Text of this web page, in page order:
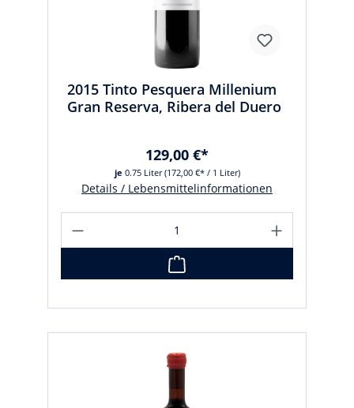
2015 Tinto Pesquera Millenium
Gran Reserva, Ribera del Duero
je 0.75 Liter(172,00 €* / 1 Liter)
129,00 €*
Details / Lebensmittelinformationen